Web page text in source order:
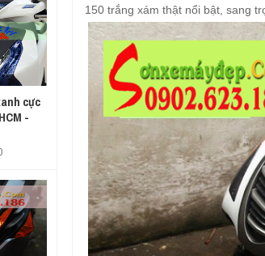
SƠN TEM ĐẤU XE NOUVO LX MÀU TRẮNG ĐEN
Jul 31,
SƠN XE ATTILA ELIZABETH PHỐI MÀU TRẮNG XANH
Jun
SƠN XE NOUVO LX PHỐI MÀU XANH ĐỎ CAM ĐEN CỰC
May
SƠN ĐỔI MÀU GÓC NHÌN HONDA PS MÀU VÀNG XANH ĐEN
SƠN PHỐI MÀU XE ATTILA ELIZABETH GALLARDO
Mar
150 trắng xám thật nổi bật, sang
cực
-